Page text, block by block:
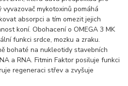
vyvazovač mykotoxinů pomáhá
absorpci a tím omezit jejich
koní. Obohacení o OMEGA 3 MK
funkci srdce, mozku a zraku.
bohaté na nukleotidy stavebních
a RNA. Fitmin Faktor posiluje funkci
regeneraci střev a zvyšuje